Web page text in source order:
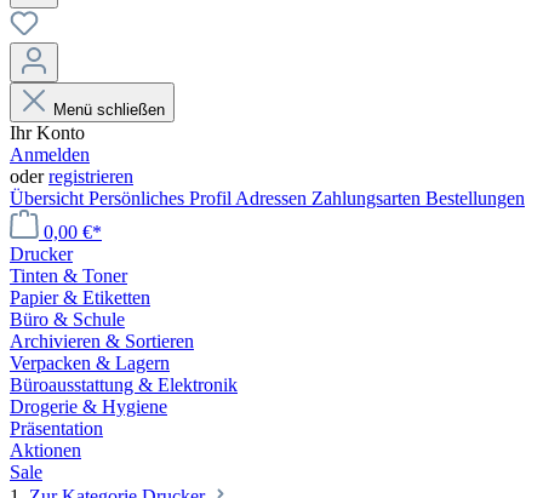
Menü schließen
Ihr Konto
Anmelden
oderregistrieren
Übersicht Persönliches Profil Adressen Zahlungsarten Bestellungen
0,00 €*
Drucker
Tinten & Toner
Papier & Etiketten
Büro & Schule
Archivieren & Sortieren
Verpacken & Lagern
Büroausstattung & Elektronik
Drogerie & Hygiene
Präsentation
Aktionen
Sale